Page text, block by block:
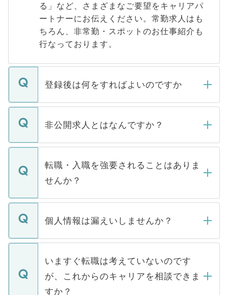
る」など、さまざまなご要望をキャリアパ
ートナーにお伝えください。常勤求人はも
ちろん、非常勤・スポットのお仕事紹介も
行なっております。
登録後は何をすればよいのですか
ご登録いただきましたら、弊社担当者がご
登録内容を確認し、その後メールもしくは
ます。通常、5営業日以内にはご連絡をせて
いただきますので、しばらくお待ちくださ
非公開求人とはなんですか？
マイナビDOCTORで取り扱っている求人の
うち約3割は、Webサイトからご覧いただ
けない「非公開求人」です。非公開求人は
下記の理由によって、一般には公開してい
ません。
■応募殺到を避けるため 人気のある医療機
関を公にしてしまうと、応募が殺到する場
に、医療機関が求める条件に合った人材の
みを人材紹介会社に依頼するケースが増え
ています。
転職・入職を強要されることはありま
せんか？
転職・入職を強要することは一切ありませ
ん。また、仮に応募先から内定をいただい
定を承諾する必要はありません。内定先へ
の辞退の連絡はキャリアパートナーが行い
個人情報は漏えいしませんか？
個人情報が漏えいすることはありませんの
で、ご安心ください。当サイトからの登録
などで収集したご登録者様の個人情報は、
ご本人のキャリアアップおよび転職活動の
いますぐ転職は考えていないのです
が、これからのキャリアを相談できま
すか？